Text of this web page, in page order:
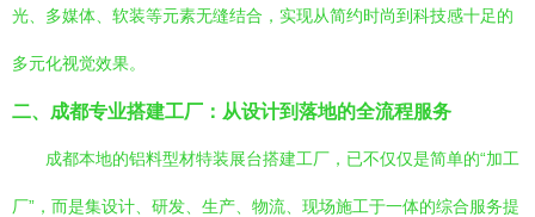
光、多媒体、软装等元素无缝结合，实现从简约时尚到科技感十足的
多元化视觉效果。
二、成都专业搭建工厂：从设计到落地的全流程服务
成都本地的铝料型材特装展台搭建工厂，已不仅仅是简单的“加工
厂”，而是集设计、研发、生产、物流、现场施工于一体的综合服务提